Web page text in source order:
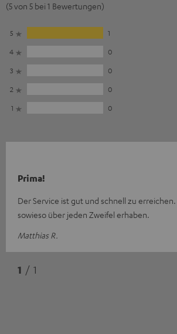
(5 von 5 bei 1 Bewertungen)
5
1
4
0
3
0
2
0
1
0
Prima!
Der Service ist gut und schnell zu
sowieso über jeden Zweifel erhaben.
Matthias R.
1 / 1